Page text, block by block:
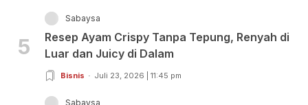
5
Sabaysa
Resep Ayam Crispy Tanpa Tepung, Renyah di
Luar dan Juicy di Dalam
Bisnis Juli 23, 2026 | 11:45 pm
Sabaysa